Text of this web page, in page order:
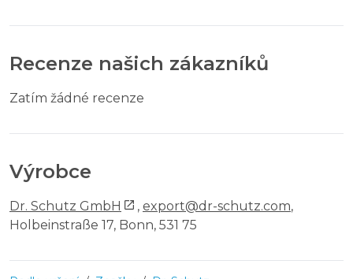
Recenze našich zákazníků
Zatím žádné recenze
Výrobce
Dr. Schutz GmbH , export@dr-schutz.com,
Holbeinstraße 17, Bonn, 531 75